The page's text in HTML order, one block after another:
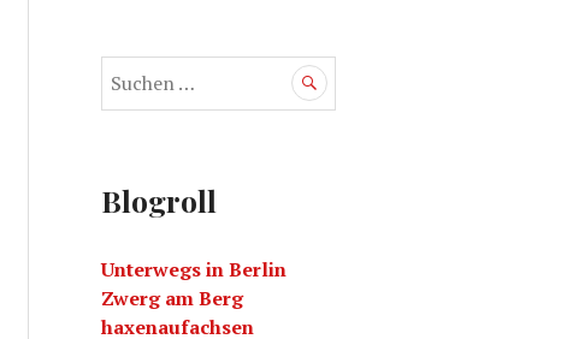
n
c
h
:
Blogroll
Unterwegs in Berlin
Zwerg am Berg
haxenaufachsen